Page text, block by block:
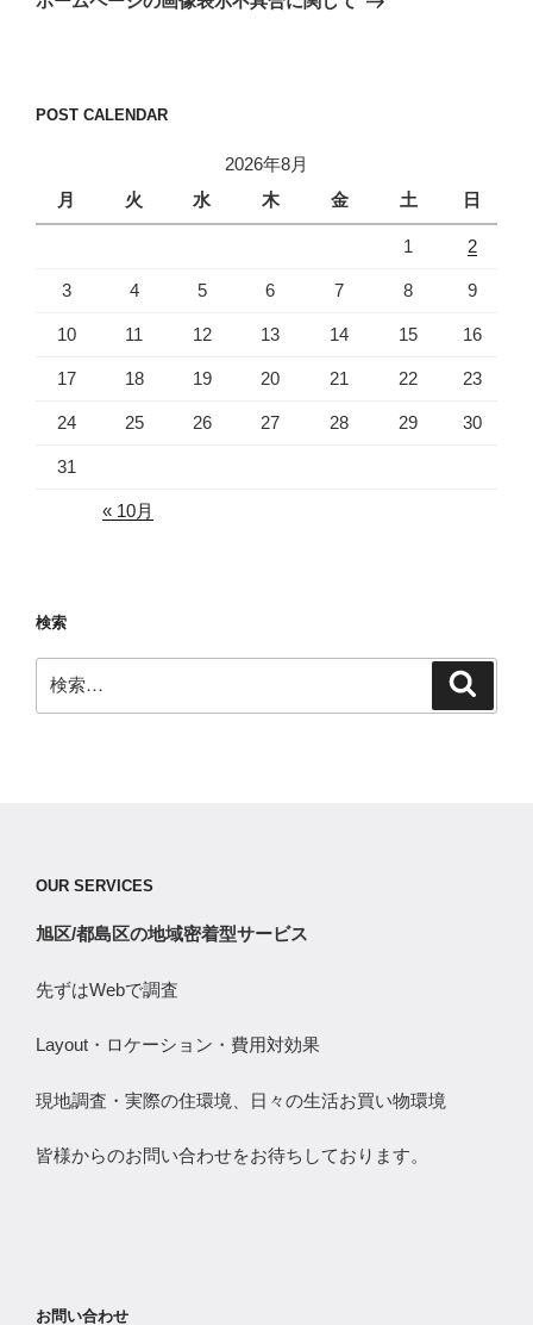
ン
POST CALENDAR
2026年8月
月
火 水 木 金 土 日
1 2
3 4 5 6 7 8 9
10 11 12 13 14 15 16
17 18 19 20 21 22 23
24 25 26 27 28 29 30
31
« 10月
検索
索:
OUR SERVICES
旭区/都島区の地域密着型サービス
先ずはWebで調査
Layout・ロケーション・費用対効果
現地調査・実際の住環境、日々の生活お買い物環境
皆様からのお問い合わせをお待ちしております。
お問い合わせ